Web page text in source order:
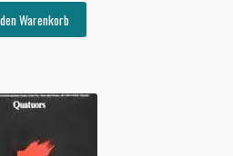
war:
€4,00
ist:
€3,00.
Warenkorb